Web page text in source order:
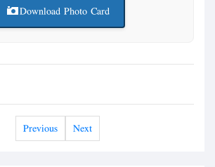
Download Photo Card
Previous Next